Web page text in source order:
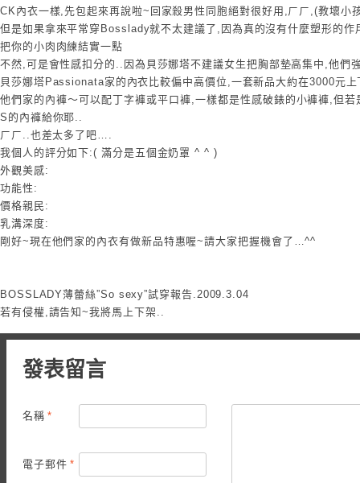
CK內衣一樣,先包起來再說啦~回家殺男性同胞絕對很好用,ㄏㄏ,(教壞小
但是如果拿來平常穿Bosslady就不太建議了,因為真的沒有什麼塑形的作
把你的小肉肉練結實一點
不然,可是會性感扣分的..因為貝莎娜塔不建議女生把胸部墊高集中,他們
貝莎娜塔Passionata家的內衣比較偏中高價位,一套新品大約在3000元
他們家的內褲～可以配丁字褲或平口褲,一樣都是性感破錶的小褲褲,但
S的內褲給你耶..
ㄏㄏ..也差太多了吧….
我個人的評分如下:( 滿分是五個金奶罩 ^ ^ )
外觀美感:
功能性:
價格親民:
乳溝深度:
剛好~現在他們家的內衣有做新品特惠喔~請大家把握機會了…^^
BOSSLADY薄蕾絲”So sexy”試穿報告.2009.3.04
若有侵權,請告知~我將馬上下架..
發表留言
名稱 *
電子郵件 *